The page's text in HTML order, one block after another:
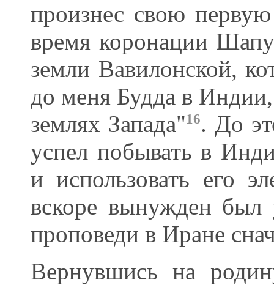
произнес свою
время коронации
земли Вавилонской,
до меня Будда в
землях Запада"16. До
успел побывать в
и использовать его
вскоре вынужден был
проповеди в Иране
Вернувшись на